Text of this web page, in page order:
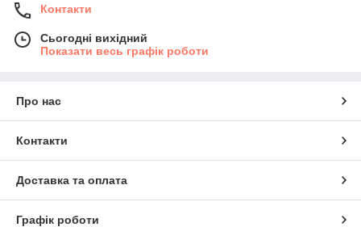
Контакти
Сьогодні вихідний
Показати весь графік роботи
Про нас
Контакти
Доставка та оплата
Графік роботи